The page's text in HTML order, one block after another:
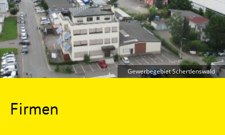
Firmen
Gewerbegebiet Schertlenswald